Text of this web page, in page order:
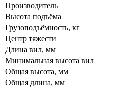
Производитель
Высота подъёма
Грузоподъёмность, кг
Центр тяжести
Длина вил, мм
Минимальная высота вил
Общая высота, мм
Общая длина, мм